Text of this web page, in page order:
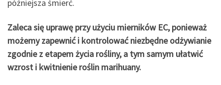
późniejsza śmierć.
Zaleca się uprawę przy użyciu mierników EC, ponieważ
możemy zapewnić i kontrolować niezbędne odżywianie
zgodnie z etapem życia rośliny, a tym samym ułatwić
wzrost i kwitnienie roślin marihuany.